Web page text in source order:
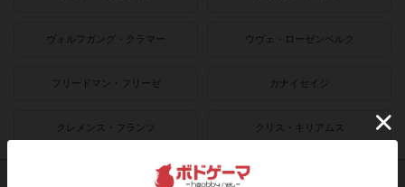
ヴォルフガング・クラマー ウヴェ・ローゼンベルク
フリードマン・フリーゼ カナイセイジ
クレメンス・フランツ クリス・キリアムス